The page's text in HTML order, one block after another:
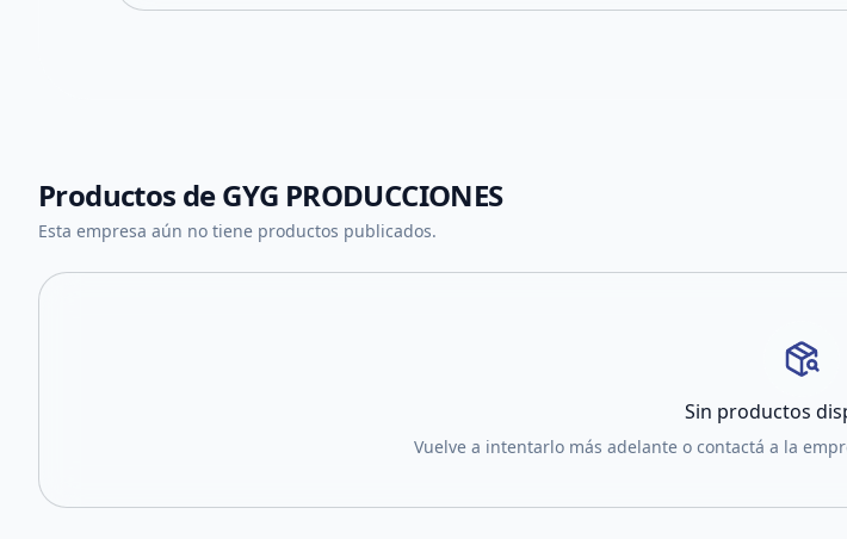
Productos deGYG PRODUCCIONES
Esta empresa aún no tiene productos publicados.
Sin productos
Vuelve a intentarlo más adelante o contactá a la